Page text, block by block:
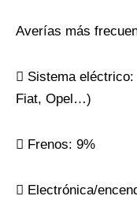
Averías más
 Sistema
Fiat, Opel…)
 Frenos: 9%
 Electrónica/